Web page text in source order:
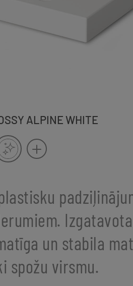
ALPINE WHITE
un stabila
spožu virsmu.